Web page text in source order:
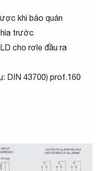
khi bảo quản
trước
cho rơle đầu ra
DIN 43700) prof.160